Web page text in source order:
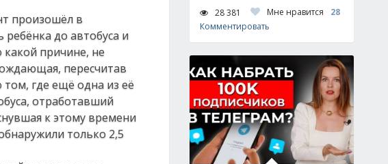
произошёл в
до автобуса и
какой причине, не
пересчитав
том, где ещё одна из её
отработавший
к этому времени
только 2,5
28 381 Мне нравится
28
Комментировать